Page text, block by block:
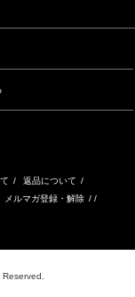
/ 返品について /
メルマガ登録・解除 / /
Reserved.